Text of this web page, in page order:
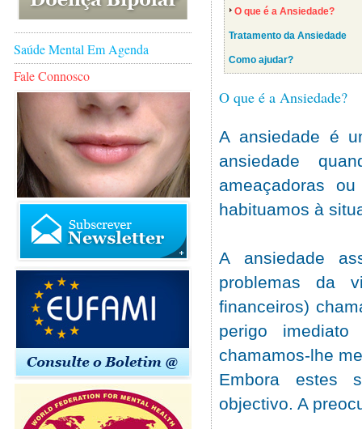
Saúde Mental Em Agenda
Fale Connosco
O que é a Ansiedade?
Tratamento da Ansiedade
Como ajudar?
O que é a Ansiedade?
A ansiedade é
ansiedade
ameaçadoras
habituamos à
A ansiedade
problemas da
financeiros)
perigo
chamamos-lhe
Embora estes
objectivo. A